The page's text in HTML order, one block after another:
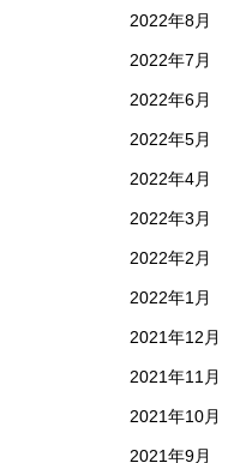
2022年8月
2022年7月
2022年6月
2022年5月
2022年4月
2022年3月
2022年2月
2022年1月
2021年12月
2021年11月
2021年10月
2021年9月